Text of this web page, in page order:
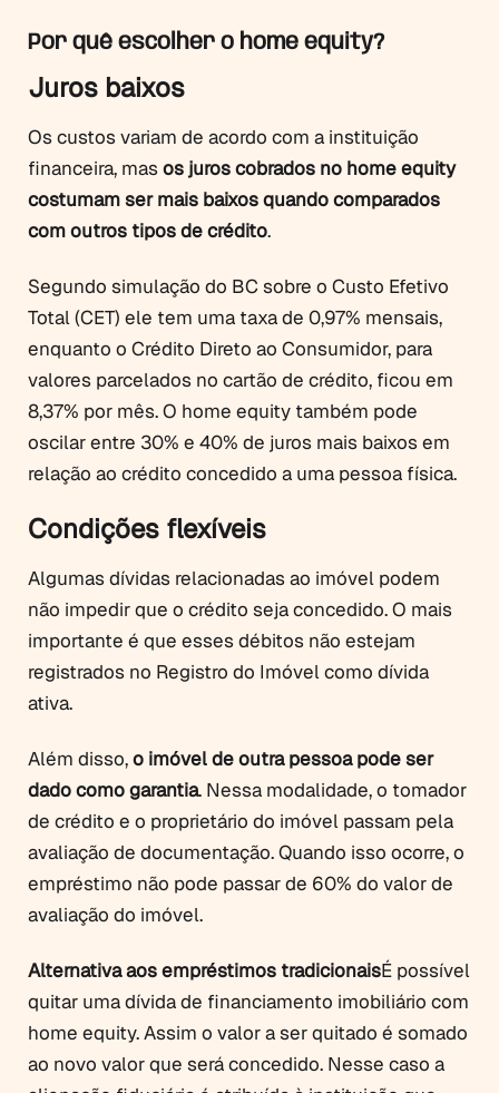
Por quê escolher o home equity?
Juros baixos
Os custos variam de acordo com a instituição
financeira, masos juros cobrados no home equity
costumam ser mais baixos quando comparados
com outros tipos de crédito.
Segundo simulação do BC sobre o Custo Efetivo
Total (CET) ele tem uma taxa de 0,97% mensais,
enquanto o Crédito Direto ao Consumidor, para
valores parcelados no cartão de crédito, ficou em
8,37% por mês. O home equity também pode
oscilar entre 30% e 40% de juros mais baixos em
relação ao crédito concedido a uma pessoa física.
Condições flexíveis
Algumas dívidas relacionadas ao imóvel podem
não impedir que o crédito seja concedido. O mais
importante é que esses débitos não estejam
registrados no Registro do Imóvel como dívida
ativa.
Além disso,o imóvel de outra pessoa pode ser
dado como garantia. Nessa modalidade, o tomador
de crédito e o proprietário do imóvel passam pela
avaliação de documentação. Quando isso ocorre, o
empréstimo não pode passar de 60% do valor de
avaliação do imóvel.
Alternativa aos empréstimos tradicionaisÉ possível
quitar uma dívida de financiamento imobiliário com
home equity. Assim o valor a ser quitado é somado
ao novo valor que será concedido. Nesse caso a